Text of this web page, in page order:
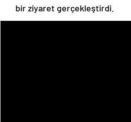
bir ziyaret gerçekleştirdi.